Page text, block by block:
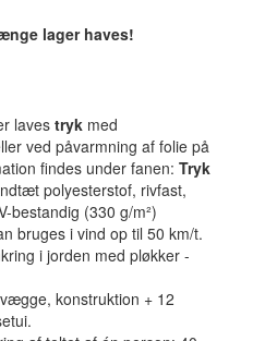
lager haves!
laves tryk med
ved påvarmning af folie på
findes under fanen: Tryk
polyesterstof, rivfast,
bestandig (330 g/m²)
bruges i vind op til 50 km/t.
i jorden med pløkker -
konstruktion + 12